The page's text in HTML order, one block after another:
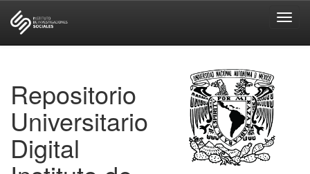
Repositorio
Universitario
Digital